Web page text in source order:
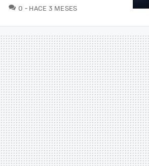
0 COMENTARIOS
HACE 3 MESES